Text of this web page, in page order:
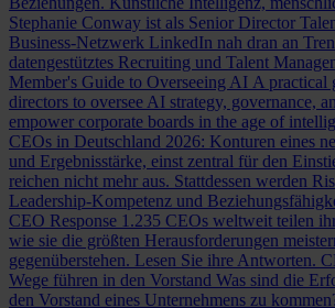
Stephanie Conway ist als Senior Director
Business-Netzwerk LinkedIn nah dran an
datengestütztes Recruiting und Talent
Member's Guide to Overseeing AI A practical
directors to oversee AI strategy, governance,
empower corporate boards in the age of
CEOs in Deutschland 2026: Konturen eines
und Ergebnisstärke, einst zentral für den
reichen nicht mehr aus. Stattdessen werden
Leadership-Kompetenz und
CEO Response 1.235 CEOs weltweit teilen
wie sie die größten Herausforderungen
gegenüberstehen. Lesen Sie ihre Antworten.
Wege führen in den Vorstand Was sind die
den Vorstand eines Unternehmens zu